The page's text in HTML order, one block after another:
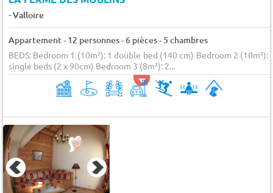
-Valloire
Appartement - 12 personnes - 6 pièces - 5 chambres
BEDS: Bedroom 1 (10m²): 1 double bed (140 cm) Bedroom 2 (10m²):
single beds (2 x 90cm) Bedroom 3 (8m²): 2...